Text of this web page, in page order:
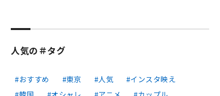
人気の＃タグ
おすすめ 東京 人気
インスタ映え